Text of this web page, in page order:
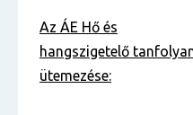
Az ÁE Hő és
hangszigetelő
ütemezése: